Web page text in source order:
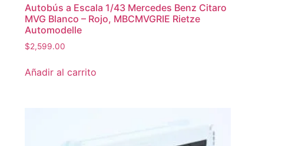
Autobús a Escala 1/43 Mercedes Benz Citaro
MVG Blanco – Rojo, MBCMVGRIE Rietze
Automodelle
$2,599.00
Añadir al carrito